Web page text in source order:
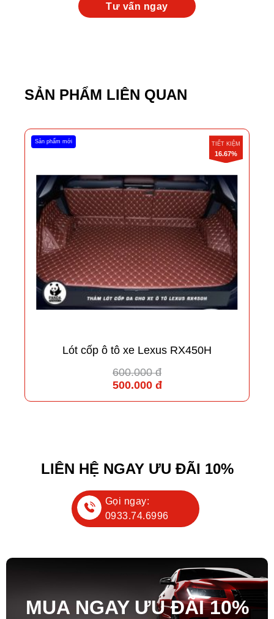
SẢN PHẨM LIÊN QUAN
Sản phẩm mới TIẾT KIỆM
16.67%
Lót cốp ô tô xe Lexus RX450H
600.000 đ
500.000 đ
LIÊN HỆ NGAY ƯU ĐÃI 10%
Gọi ngay:
0933.74.6996
MUA NGAY ƯU ĐÃI10%